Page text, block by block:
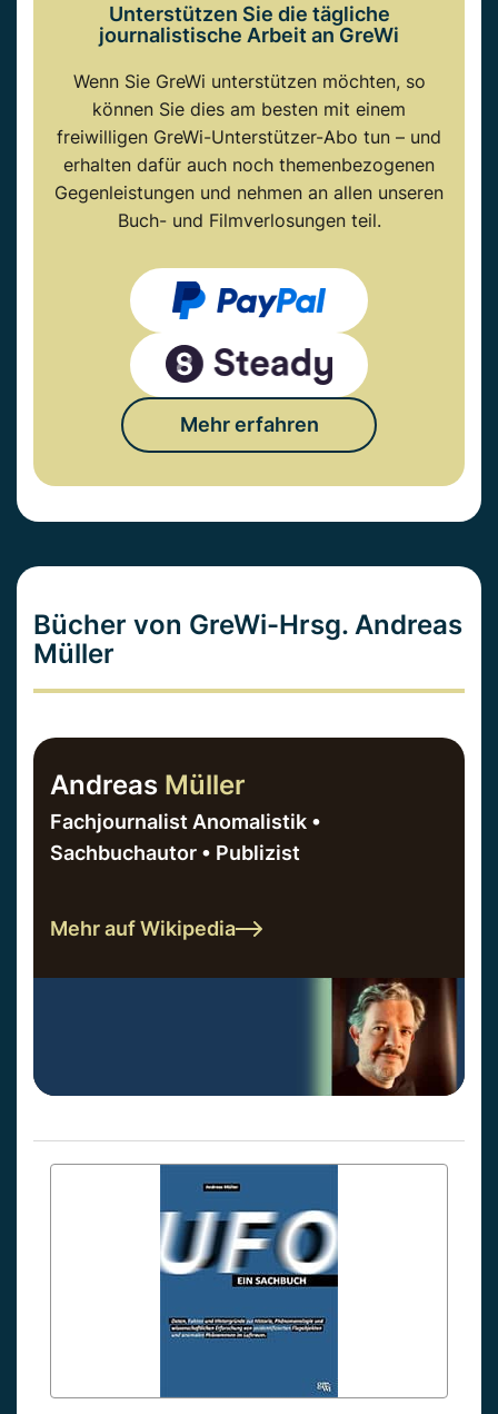
Unterstützen Sie die tägliche
journalistische Arbeit an GreWi
Wenn Sie GreWi unterstützen möchten, so
können Sie dies am besten mit einem
freiwilligen GreWi-Unterstützer-Abo tun – und
erhalten dafür auch noch themenbezogenen
Gegenleistungen und nehmen an allen unseren
Buch- und Filmverlosungen teil.
Mehr erfahren
Bücher von GreWi-Hrsg. Andreas
Müller
Andreas Müller
Fachjournalist Anomalistik •
Sachbuchautor • Publizist
Mehr auf Wikipedia